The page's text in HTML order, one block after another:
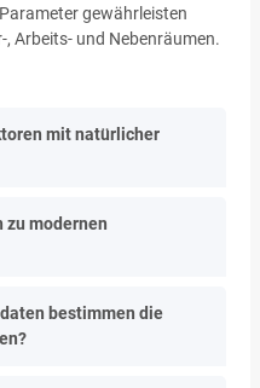
gewährleisten
, Arbeits- und Nebenräumen.
mit natürlicher
zu modernen
bestimmen die